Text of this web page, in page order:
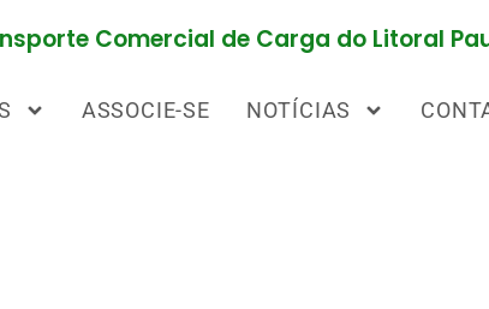
Comercial de Carga do Litoral
ASSOCIE-SE NOTÍCIAS